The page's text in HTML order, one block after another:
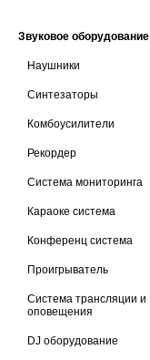
Звуковое оборудование
Наушники
Синтезаторы
Комбоусилители
Рекордер
Система мониторинга
Караоке система
Конференц система
Проигрыватель
Система трансляции и
оповещения
DJ оборудование